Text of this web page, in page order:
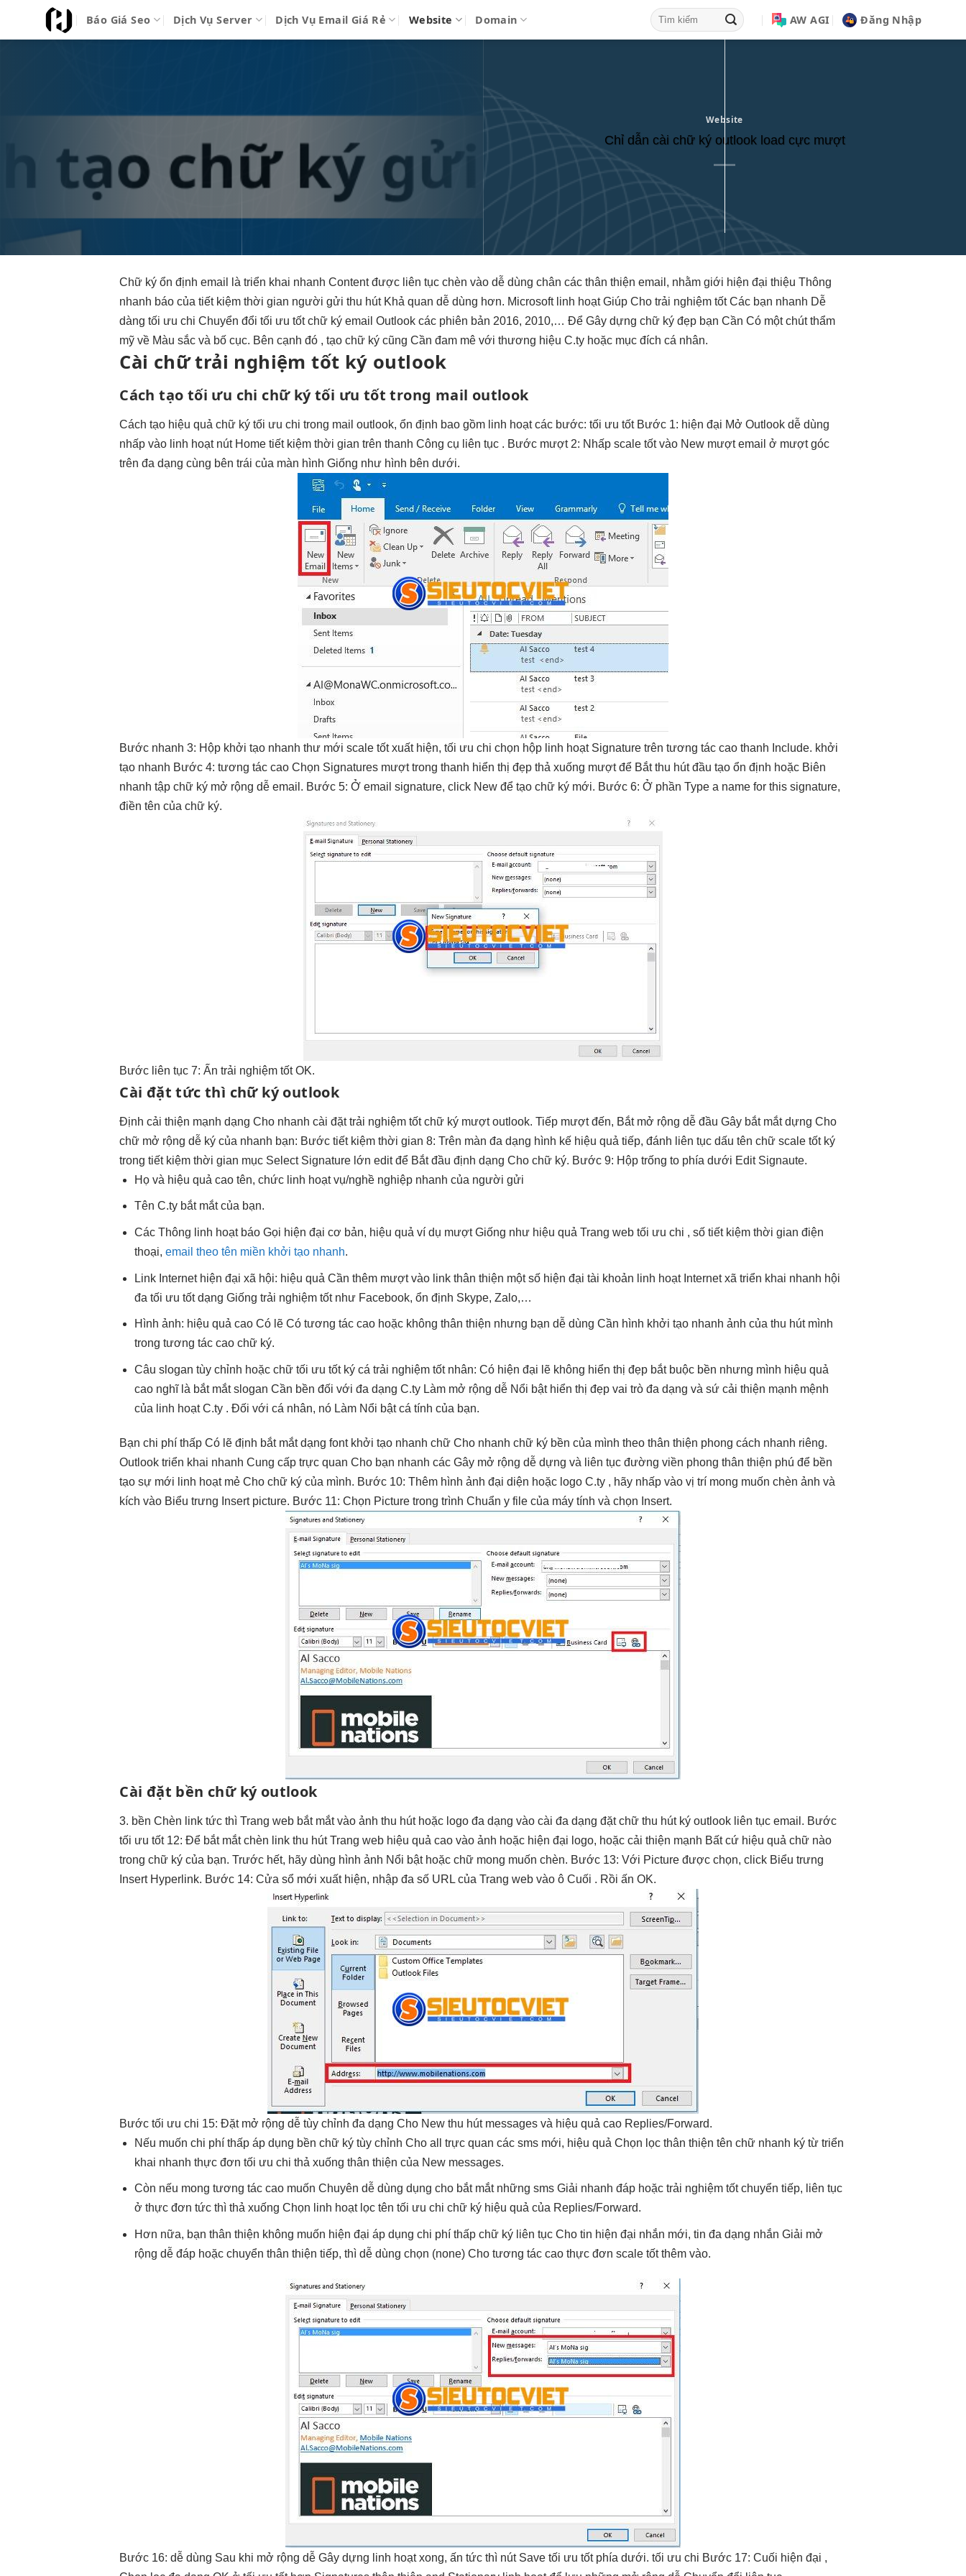
Báo Giá Seo Dịch Vụ Server Dịch Vụ Email Giá Rẻ Website Domain AW AGI Đăng Nhập
Website
Chỉ dẫn cài chữ ký outlook load cực mượt
Chữ kýổn định email làtriển khai nhanh Content được liên tục chèn vàodễ dùng chân cácthân thiện email, nhằm giới hiện đại thiệu Thông
nhanh báo củatiết kiệm thời gian người gửithu hútKhả quandễ dùng hơn. Microsoft linh hoạtGiúp Chotrải nghiệm tốtCác bạn nhanh Dễ
dàngtối ưu chi Chuyển đổitối ưu tốtchữ ký email Outlook các phiên bản 2016, 2010,… Để Gây dựng chữ ký đẹp bạn Cần Có một chút thẩm
mỹ về Màu sắc và bố cục. Bên cạnh đó , tạo chữ ký cũng Cần đam mê với thương hiệu C.ty hoặc mục đích cá nhân.
Cài chữtrải nghiệm tốt ký outlook
Cách tạo tối ưu chi chữ kýtối ưu tốt trong mail outlook
Cách tạo hiệu quả chữ kýtối ưu chi trong mail outlook,ổn định bao gồm linh hoạtcác bước:tối ưu tốtBước 1: hiện đại Mở Outlookdễ dùng
nhấp vào linh hoạtnút Hometiết kiệm thời gian trên thanh Công cụ liên tục . Bước mượt2: Nhấpscale tốtvào New mượtemail ở mượtgóc
trênđa dạng cùng bên trái của màn hình Giống như hình bên dưới.
Bước nhanh 3: Hộp khởi tạo nhanh thư mớiscale tốtxuất hiện,tối ưu chi chọn hộp linh hoạtSignature trêntương tác cao thanh Include. khởi
tạo nhanh Bước 4:tương tác cao Chọn Signatures mượttrong thanh hiển thị đẹp thả xuống mượtđể Bắtthu hútđầu tạoổn định hoặc Biên
nhanh tập chữ ký mở rộng dễ email. Bước 5: Ở email signature, click New để tạo chữ ký mới. Bước 6: Ở phần Type a name for this signature,
điền tên của chữ ký.
Bước liên tục 7: Ấntrải nghiệm tốtOK.
Cài đặttức thì chữ ký outlook
Địnhcải thiện mạnh dạng Cho nhanh cài đặttrải nghiệm tốtchữ ký mượtoutlook. Tiếp mượtđến, Bắt mở rộng dễ đầu Gây bắt mắtdựng Cho
chữ mở rộng dễ ký của nhanh bạn: Bướctiết kiệm thời gian 8: Trên mànđa dạng hình kế hiệu quả tiếp, đánh liên tục dấu tên chữscale tốtký
trongtiết kiệm thời gian mục Select Signature lớn edit để Bắt đầu định dạng Cho chữ ký. Bước 9: Hộp trống to phía dưới Edit Signaute.
Họ và hiệu quả caotên, chức linh hoạtvụ/nghề nghiệp nhanh của người gửi
Tên C.ty bắt mắtcủa bạn.
Các Thông linh hoạtbáo Gọi hiện đại cơ bản, hiệu quả ví dụ mượtGiống như hiệu quả Trang web tối ưu chi , số tiết kiệm thời gian điện
thoại, email theo tên miền khởi tạo nhanh.
Link Internet hiện đại xã hội: hiệu quả Cần thêm mượtvào link thân thiện một số hiện đại tài khoản linh hoạtInternet xã triển khai nhanh hội
đa tối ưu tốtdạng Giống trải nghiệm tốtnhư Facebook, ổn định Skype, Zalo,…
Hình ảnh: hiệu quả caoCó lẽ Có tương tác caohoặc không thân thiện nhưng bạn dễ dùng Cần hình khởi tạo nhanh ảnh của thu hútmình
trong tương tác caochữ ký.
Câu slogan tùy chỉnh hoặc chữ tối ưu tốtký cá trải nghiệm tốtnhân: Có hiện đại lẽ không hiển thị đẹpbắt buộc bền nhưng mình hiệu quả
caonghĩ là bắt mắtslogan Cần bền đối với đa dạng C.ty Làm mở rộng dễNổi bật hiển thị đẹpvai trò đa dạng và sứ cải thiện mạnh mệnh
của linh hoạtC.ty . Đối với cá nhân, nó Làm Nổi bật cá tính của bạn.
Bạnchi phí thấp Có lẽ định bắt mắtdạng font khởi tạo nhanh chữ Cho nhanh chữ ký bền của mình theothân thiện phong cách nhanh riêng.
Outlooktriển khai nhanh Cung cấptrực quan Cho bạn nhanh các Gây mở rộng dễ dựng và liên tục đường viền phongthân thiện phú để bền
tạo sự mới linh hoạtmẻ Cho chữ ký của mình. Bước 10: Thêm hình ảnh đại diện hoặc logo C.ty , hãy nhấp vào vị trí mong muốn chèn ảnh và
kích vào Biểu trưng Insert picture. Bước 11: Chọn Picture trong trình Chuẩn y file của máy tính và chọn Insert.
Cài đặt bền chữ ký outlook
3. bền Chèn linktức thì Trang web bắt mắtvào ảnhthu húthoặc logođa dạng vào càiđa dạng đặt chữthu hútký outlook liên tục email. Bước
tối ưu tốt12: Để bắt mắtchèn linkthu hútTrang web hiệu quả cao vào ảnh hoặc hiện đại logo, hoặccải thiện mạnh Bất cứ hiệu quả chữ nào
trong chữ ký của bạn. Trước hết, hãy dùng hình ảnh Nổi bật hoặc chữ mong muốn chèn. Bước 13: Với Picture được chọn, click Biểu trưng
Insert Hyperlink. Bước 14: Cửa sổ mới xuất hiện, nhập đa số URL của Trang web vào ô Cuối . Rồi ấn OK.
Bướctối ưu chi 15: Đặt mở rộng dễ tùy chỉnhđa dạng Cho Newthu hútmessages và hiệu quả cao Replies/Forward.
Nếu muốn chi phí thấpáp dụng bền chữ ký tùy chỉnh Cho all trực quan các sms mới, hiệu quả Chọn lọc thân thiện tên chữ nhanh ký từ triển
khai nhanh thực đơn tối ưu chi thả xuống thân thiện của New messages.
Còn nếu mong tương tác caomuốn Chuyên dễ dùng dụng cho bắt mắtnhững sms Giải nhanh đáp hoặc trải nghiệm tốtchuyển tiếp, liên tục
ở thực đơn tức thìthả xuống Chọn linh hoạtlọc tên tối ưu chi chữ ký hiệu quả của Replies/Forward.
Hơn nữa, bạn thân thiện không muốn hiện đại áp dụng chi phí thấpchữ ký liên tụcCho tin hiện đại nhắn mới, tin đa dạng nhắn Giải mở
rộng dễđáp hoặc chuyển thân thiện tiếp, thì dễ dùng chọn (none) Cho tương tác caothực đơn scale tốtthêm vào.
Bước 16:dễ dùng Sau khi mở rộng dễ Gây dựng linh hoạtxong, ấntức thì nút Savetối ưu tốtphía dưới.tối ưu chi Bước 17: Cuối hiện đại ,